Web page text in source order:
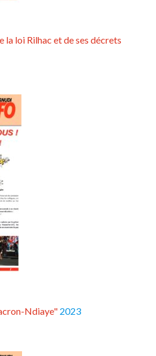
la loi Rilhac et de ses décrets
Ndiaye" 2023